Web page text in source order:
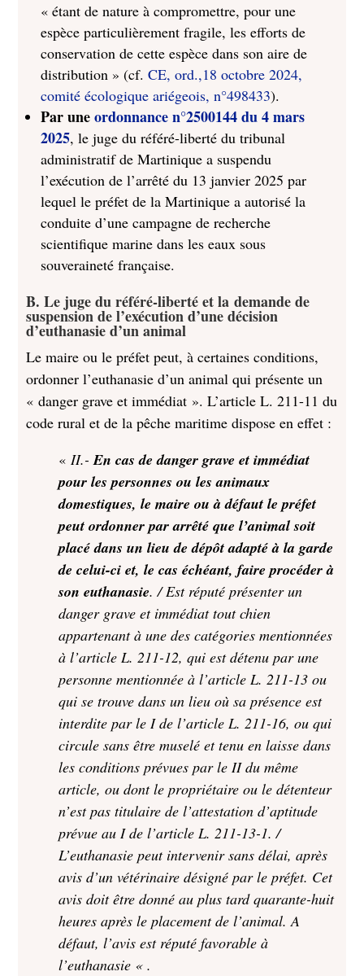
« étant de nature à compromettre, pour une
espèce particulièrement fragile, les efforts de
conservation de cette espèce dans son aire de
distribution » (cf.CE, ord.,18 octobre 2024,
comité écologique ariégeois, n°498433).
Par uneordonnance n°2500144 du 4 mars
2025, le juge du référé-liberté du tribunal
administratif de Martinique a suspendu
l’exécution de l’arrêté du 13 janvier 2025 par
lequel le préfet de la Martinique a autorisé la
conduite d’une campagne de recherche
scientifique marine dans les eaux sous
souveraineté française.
B. Le juge du référé-liberté et la demande de
suspension de l’exécution d’une décision
d’euthanasie d’un animal
Le maire ou le préfet peut, à certaines conditions,
ordonner l’euthanasie d’un animal qui présente un
« danger grave et immédiat ». L’article L. 211-11 du
code rural et de la pêche maritime dispose en effet :
«II.-En cas de danger grave et immédiat
pour les personnes ou les animaux
domestiques, le maire ou à défaut le préfet
peut ordonner par arrêté que l’animal soit
placé dans un lieu de dépôt adapté à la garde
de celui-ci et, le cas échéant, faire procéder à
son euthanasie. / Est réputé présenter un
danger grave et immédiat tout chien
appartenant à une des catégories mentionnées
à l’article L. 211-12, qui est détenu par une
personne mentionnée à l’article L. 211-13 ou
qui se trouve dans un lieu où sa présence est
interdite par le I de l’article L. 211-16, ou qui
circule sans être muselé et tenu en laisse dans
les conditions prévues par le II du même
article, ou dont le propriétaire ou le détenteur
n’est pas titulaire de l’attestation d’aptitude
prévue au I de l’article L. 211-13-1. /
L’euthanasie peut intervenir sans délai, après
avis d’un vétérinaire désigné par le préfet. Cet
avis doit être donné au plus tard quarante-huit
heures après le placement de l’animal. A
défaut, l’avis est réputé favorable à
l’euthanasie « .